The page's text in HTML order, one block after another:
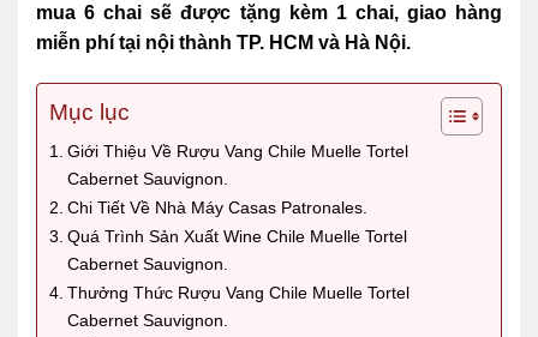
mua 6 chai sẽ được tặng kèm 1 chai, giao hàng
miễn phí tại nội thành TP. HCM và Hà Nội.
Mục lục
Giới Thiệu Về Rượu Vang Chile Muelle Tortel
Cabernet Sauvignon.
Chi Tiết Về Nhà Máy Casas Patronales.
Quá Trình Sản Xuất Wine Chile Muelle Tortel
Cabernet Sauvignon.
Thưởng Thức Rượu Vang Chile Muelle Tortel
Cabernet Sauvignon.